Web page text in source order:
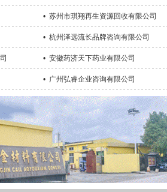
• 苏州市琪翔再生资源回收有限公司
• 杭州泽远流长品牌咨询有限公司
• 安徽药济天下药业有限公司
• 广州弘睿企业咨询有限公司